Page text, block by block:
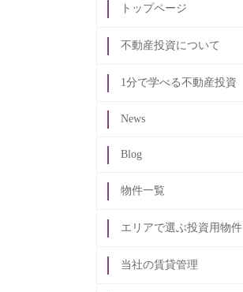
トップページ
不動産投資について
1分で学べる不動産投資
News
Blog
物件一覧
エリアで選ぶ投資用物件
当社の賃貸管理